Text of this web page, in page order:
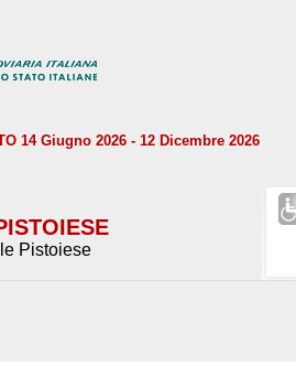
14 Giugno 2026 - 12 Dicembre 2026
Pistoiese